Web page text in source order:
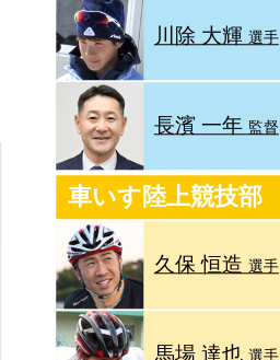
川除 大輝 選手
長濱 一年 監督
車いす陸上競技部
久保 恒造 選手
馬場 達也 選手